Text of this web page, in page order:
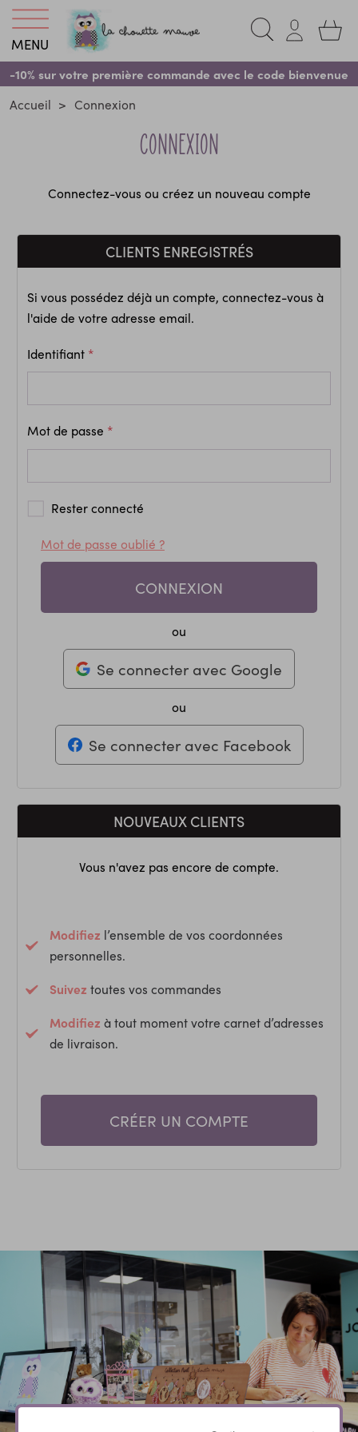
MENU
-10% sur votre première commande avec le code bienvenue
Accueil
Connexion
Connexion
Connectez-vous ou créez un nouveau compte
CLIENTS ENREGISTRÉS
Si vous possédez déjà un compte, connectez-vous à
l'aide de votre adresse email.
Identifiant
Mot de passe
Rester connecté
Mot de passe oublié ?
CONNEXION
ou
Se connecter avec Google
ou
Se connecter avec Facebook
NOUVEAUX CLIENTS
Vous n'avez pas encore de compte.
Modifiez l’ensemble de vos coordonnées
personnelles.
Suivez toutes vos commandes
Modifiez à tout moment votre carnet d’adresses
de livraison.
CRÉER UN COMPTE